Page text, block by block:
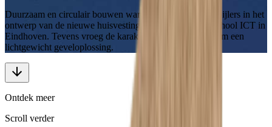
Duurzaam en circulair bouwen waren twee belangrijke pijlers in het
ontwerp van de nieuwe huisvesting voor Fontys Hogeschool ICT in
Eindhoven. Tevens vroeg de karakteristieke uitkraging om een
lichtgewicht geveloplossing.
Ontdek meer
Scroll verder